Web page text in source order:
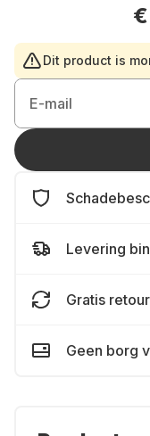
Dit product is
E-mail
Levering
Gratis
Geen borg